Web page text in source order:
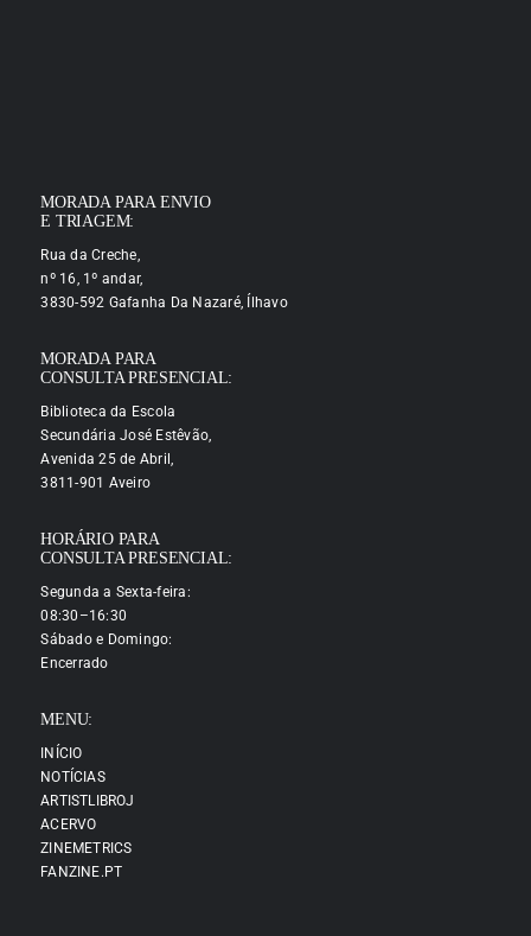
MORADA PARA ENVIO
E TRIAGEM:
Rua da Creche,
nº 16, 1º andar,
3830-592 Gafanha Da Nazaré, Ílhavo
MORADA PARA
CONSULTA PRESENCIAL:
Biblioteca da Escola
Secundária José Estêvão,
Avenida 25 de Abril,
3811-901 Aveiro
HORÁRIO PARA
CONSULTA PRESENCIAL:
Segunda a Sexta-feira:
08:30–16:30
Sábado e Domingo:
Encerrado
MENU:
INÍCIO
NOTÍCIAS
ARTISTLIBROJ
ACERVO
ZINEMETRICS
FANZINE.PT